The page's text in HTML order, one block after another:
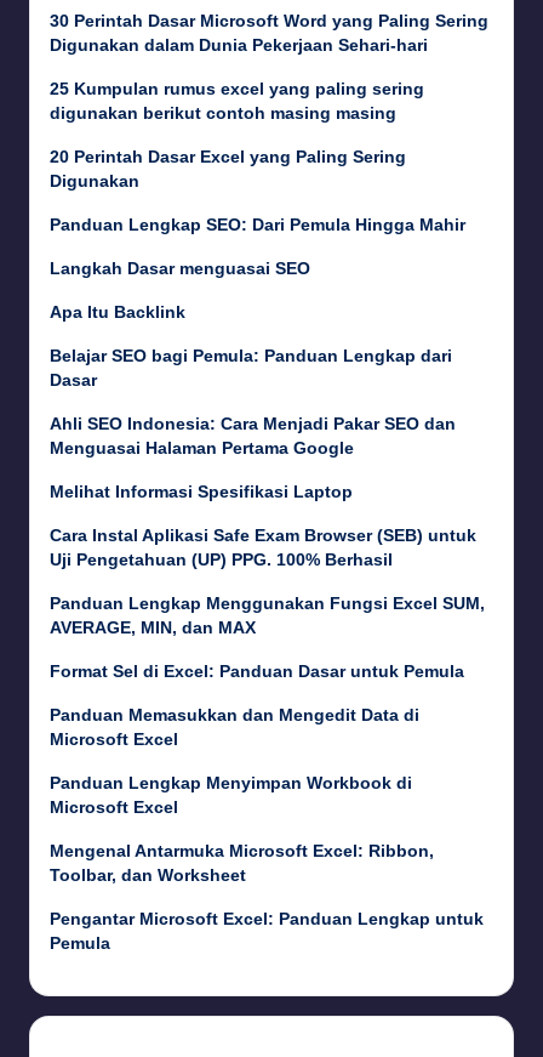
30 Perintah Dasar Microsoft Word yang Paling Sering
Digunakan dalam Dunia Pekerjaan Sehari-hari
25 Kumpulan rumus excel yang paling sering
digunakan berikut contoh masing masing
20 Perintah Dasar Excel yang Paling Sering
Digunakan
Panduan Lengkap SEO: Dari Pemula Hingga Mahir
Langkah Dasar menguasai SEO
Apa Itu Backlink
Belajar SEO bagi Pemula: Panduan Lengkap dari
Dasar
Ahli SEO Indonesia: Cara Menjadi Pakar SEO dan
Menguasai Halaman Pertama Google
Melihat Informasi Spesifikasi Laptop
Cara Instal Aplikasi Safe Exam Browser (SEB) untuk
Uji Pengetahuan (UP) PPG. 100% Berhasil
Panduan Lengkap Menggunakan Fungsi Excel SUM,
AVERAGE, MIN, dan MAX
Format Sel di Excel: Panduan Dasar untuk Pemula
Panduan Memasukkan dan Mengedit Data di
Microsoft Excel
Panduan Lengkap Menyimpan Workbook di
Microsoft Excel
Mengenal Antarmuka Microsoft Excel: Ribbon,
Toolbar, dan Worksheet
Pengantar Microsoft Excel: Panduan Lengkap untuk
Pemula